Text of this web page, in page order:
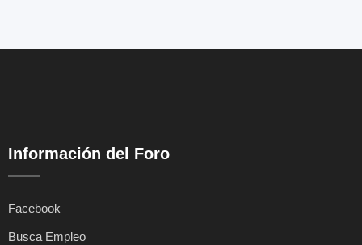
Información del Foro
Facebook
Busca Empleo